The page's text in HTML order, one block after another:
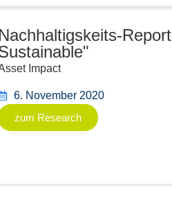
Nachhaltigskeits-
Impact
6. November 2020
zum Research